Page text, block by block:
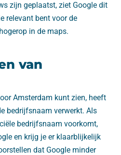
zijn geplaatst, ziet Google dit
relevant bent voor de
in de maps.
van
Amsterdam kunt zien, heeft
bedrijfsnaam verwerkt. Als
bedrijfsnaam voorkomt,
en krijg je er klaarblijkelijk
dat Google minder